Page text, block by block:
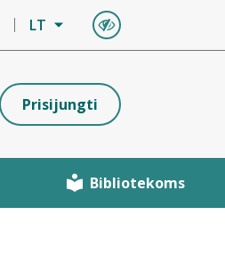
LT
Prisijungti
Bibliotekoms